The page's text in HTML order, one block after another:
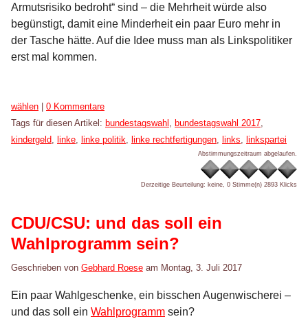
Armutsrisiko bedroht“ sind – die Mehrheit würde also
begünstigt, damit eine Minderheit ein paar Euro mehr in
der Tasche hätte. Auf die Idee muss man als Linkspolitiker
erst mal kommen.
Kategorien:
wählen
0 Kommentare
Tags für diesen Artikel: bundestagswahl bundestagswahl 2017
kindergeld
linke linke politik linke rechtfertigungen links linkspartei
Abstimmungszeitraum abgelaufen.
Derzeitige Beurteilung: keine, 0 Stimme(n) 2893 Klicks
CDU/CSU: und das soll ein
Wahlprogramm sein?
Geschrieben von Gebhard Roese am Montag, 3. Juli 2017
Ein paar Wahlgeschenke, ein bisschen Augenwischerei –
und das soll ein Wahlprogramm sein?